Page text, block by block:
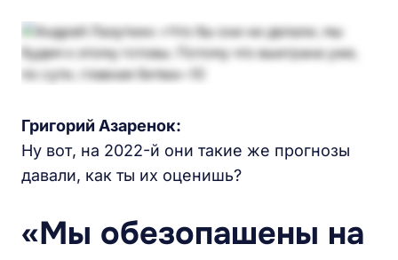
Григорий Азаренок:
Ну вот, на 2022-й они такие же прогнозы
давали, как ты их оценишь?
«Мы обезопашены на